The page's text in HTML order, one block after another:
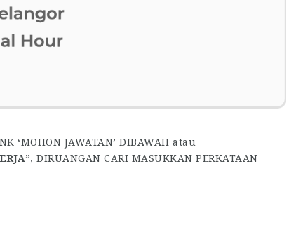
‘MOHON JAWATAN’ DIBAWAH atau
, DIRUANGAN CARI MASUKKAN PERKATAAN